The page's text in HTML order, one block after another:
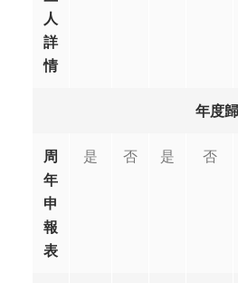
人
詳
情
年度
周
年
申
報
表
是 否 是 否